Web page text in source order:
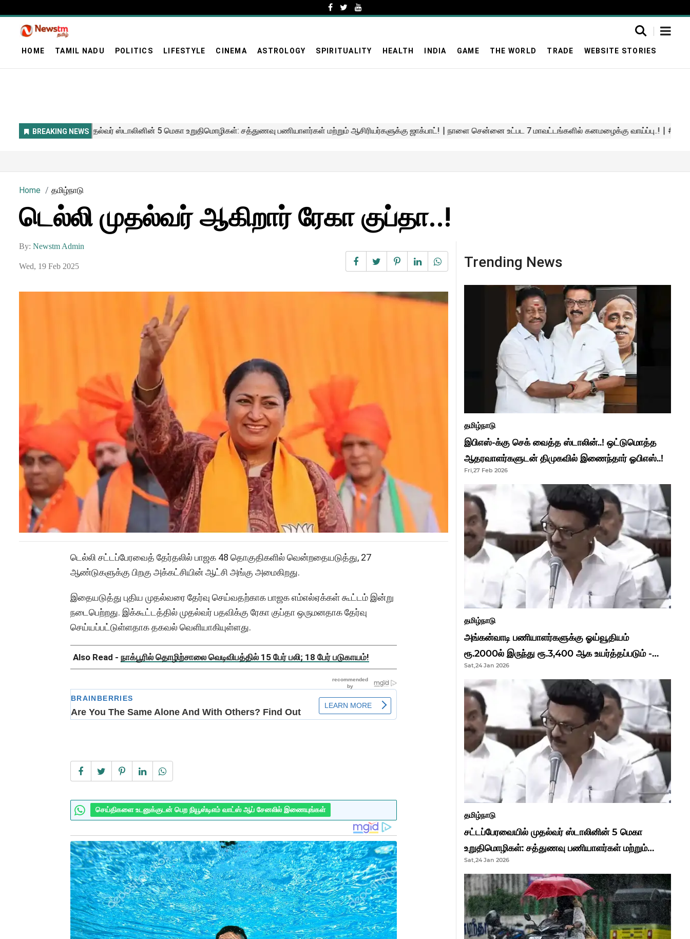
HOME TAMIL NADU POLITICS LIFESTYLE CINEMA ASTROLOGY SPIRITUALITY HEALTH INDIA GAME THE WORLD TRADE WEBSITE STORIES
Home தமிழ்நாடு
டெல்லி முதல்வர் ஆகிறார் ரேகா குப்தா..!
By: Newstm Admin
Wed, 19 Feb 2025
டெல்லி சட்டப்பேரவைத் தேர்தலில் பாஜக 48 தொகுதிகளில் வென்றதையடுத்து, 27
ஆண்டுகளுக்கு பிறகு அக்கட்சியின் ஆட்சி அங்கு அமைகிறது.
இதையடுத்து புதிய முதல்வரை தேர்வு செய்வதற்காக பாஜக எம்எல்ஏக்கள் கூட்டம் இன்று
நடைபெற்றது. இக்கூட்டத்தில் முதல்வர் பதவிக்கு ரேகா குப்தா ஒருமனதாக தேர்வு
செய்யப்பட்டுள்ளதாக தகவல் வெளியாகியுள்ளது.
Also Read - நாக்பூரில் தொழிற்சாலை வெடிவிபத்தில் 15 பேர் பலி; 18 பேர் படுகாயம்!
செய்திகளை உடனுக்குடன் பெற நியூஸ்டிஎம் வாட்ஸ் ஆப் சேனலில் இணையுங்கள்
Trending News
தமிழ்நாடு
இபிஎஸ்-க்கு செக் வைத்த ஸ்டாலின்..! ஒட்டுமொத்த
ஆதரவாளர்களுடன் திமுகவில் இணைந்தார் ஓபிஎஸ்..!
Fri,27 Feb 2026
தமிழ்நாடு
அங்கன்வாடி பணியாளர்களுக்கு ஓய்வூதியம்
ரூ.2000ல் இருந்து ரூ.3,400 ஆக உயர்த்தப்படும் -
முதல்வர் மு.க.ஸ்டாலின்..!
Sat,24 Jan 2026
தமிழ்நாடு
சட்டப்பேரவையில் முதல்வர் ஸ்டாலினின் 5 மெகா
உறுதிமொழிகள்: சத்துணவு பணியாளர்கள் மற்றும்
ஆசிரியர்களுக்கு ஜாக்பாட்!
Sat,24 Jan 2026